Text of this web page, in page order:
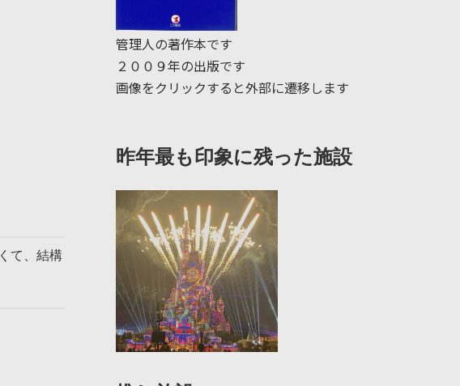
て、結構
管理人の著作本です
２００９年の出版です
画像をクリックすると外部に遷移します
昨年最も印象に残った施設